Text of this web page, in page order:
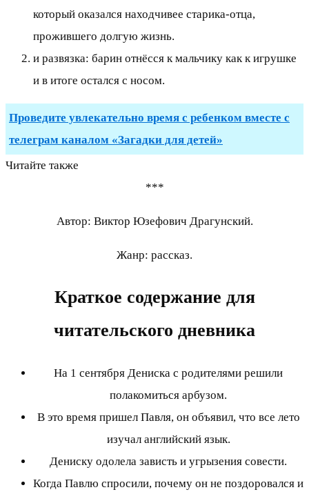
который оказался находчивее старика-отца,
прожившего долгую жизнь.
и развязка: барин отнёсся к мальчику как к игрушке
и в итоге остался с носом.
Проведите увлекательно время с ребенком вместе с
телеграм каналом «Загадки для детей»
Читайте также
***
Автор: Виктор Юзефович Драгунский.
Жанр: рассказ.
Краткое содержание для
читательского дневника
На 1 сентября Дениска с родителями решили
полакомиться арбузом.
В это время пришел Павля, он объявил, что все лето
изучал английский язык.
Дениску одолела зависть и угрызения совести.
Когда Павлю спросили, почему он не поздоровался и